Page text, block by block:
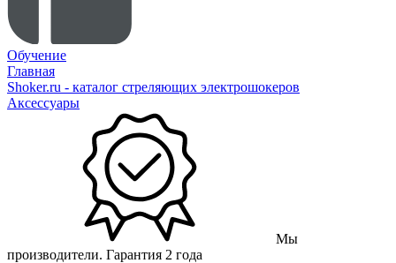
Обучение
Главная
Shoker.ru - каталог стреляющих электрошокеров
Аксессуары
Мы
производители. Гарантия 2 года